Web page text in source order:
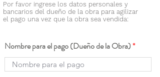
Por favor ingrese los datos personales y
bancarios del dueño de la obra para agilizar
el pago una vez que la obra sea vendida:
Nombre para el pago (Dueño de la Obra)